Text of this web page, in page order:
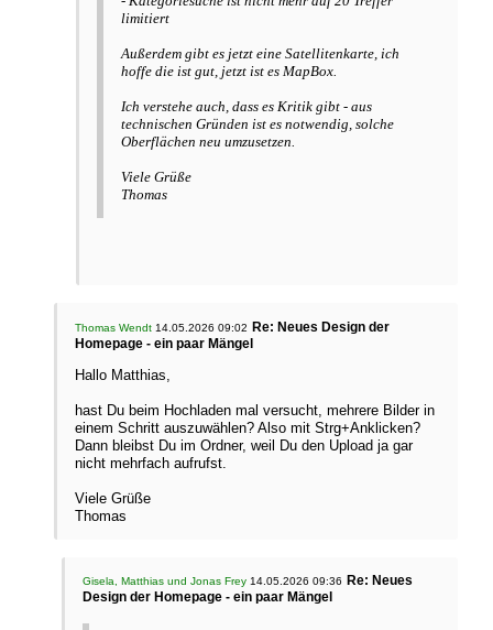
limitiert
Außerdem gibt es jetzt eine Satellitenkarte, ich
hoffe die ist gut, jetzt ist es MapBox.
Ich verstehe auch, dass es Kritik gibt - aus
technischen Gründen ist es notwendig, solche
Oberflächen neu umzusetzen.
Viele Grüße
Thomas
Thomas Wendt 14.05.2026 09:02 Re: Neues Design der
Homepage - ein paar Mängel
Hallo Matthias,
hast Du beim Hochladen mal versucht, mehrere Bilder in
einem Schritt auszuwählen? Also mit Strg+Anklicken?
Dann bleibst Du im Ordner, weil Du den Upload ja gar
nicht mehrfach aufrufst.
Viele Grüße
Thomas
Gisela, Matthias und Jonas Frey 14.05.2026 09:36 Re: Neues
Design der Homepage - ein paar Mängel